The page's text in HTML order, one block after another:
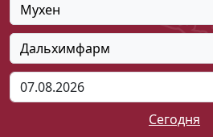
Мухен
Дальхимфарм
Сегодня